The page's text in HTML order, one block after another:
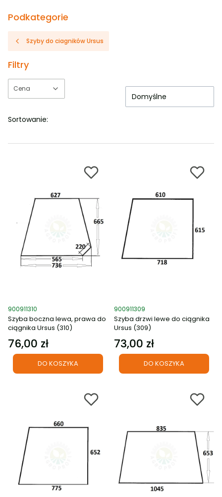
Podkategorie
Szyby do ciagników Ursus
Filtry
Cena
Sortowanie:
Domyślne
Kod produktu
900911310
Szyba boczna lewa, prawa do
ciągnika Ursus (310)
Cena
76,00 zł
DO KOSZYKA
Kod produktu
900911309
Szyba drzwi lewe do ciągnika
Ursus (309)
Cena
73,00 zł
DO KOSZYKA